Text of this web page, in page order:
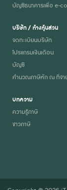
บัญชีธนาคารเพื่อ e-
บริษัท / ห้างหุ้นส่วน
จดทะเบียนบริษัท
โปรแกรมเงินเดือน
บัญชี
คำนวณภาษีหัก ณ ที่จ่า
บทความ
ความรู้ภาษี
ข่าวภาษี